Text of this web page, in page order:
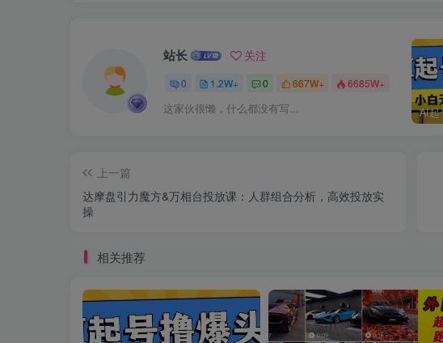
站长 关注
0 1.2W+ 0 667W+ 6685W+
这家伙很懒，什么都没有写...
上一篇
达摩盘引力魔方&万相台投放课：人群组合分析，高效投放实
操
相关推荐